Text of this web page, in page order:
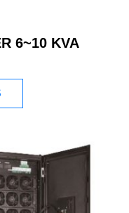
6~10 KVA